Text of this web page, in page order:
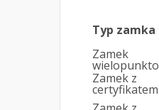
Typ zamka
Zamek
Zamek z
certyfikatem